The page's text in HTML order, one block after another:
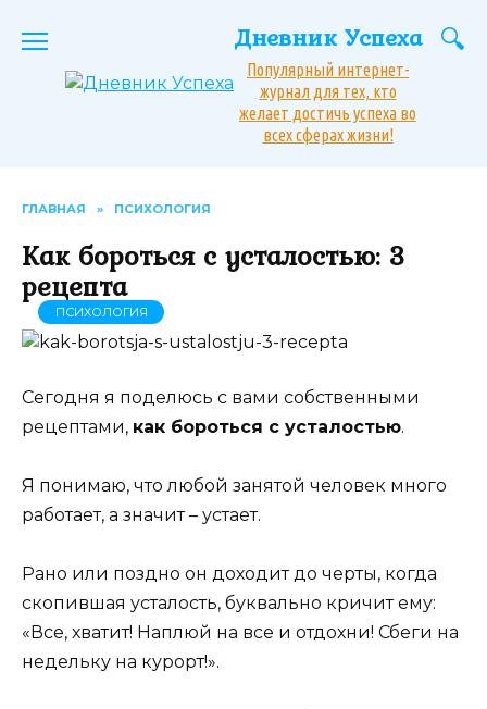
Дневник Успеха
Популярный интернет-
журнал для тех, кто
желает достичь успеха во
всех сферах жизни!
ГЛАВНАЯ » ПСИХОЛОГИЯ
Как бороться с усталостью: 3
рецепта
ПСИХОЛОГИЯ
Сегодня я поделюсь с вами собственными
рецептами, как бороться с усталостью.
Я понимаю, что любой занятой человек много
работает, а значит – устает.
Рано или поздно он доходит до черты, когда
скопившая усталость, буквально кричит ему:
«Все, хватит! Наплюй на все и отдохни! Сбеги на
недельку на курорт!».